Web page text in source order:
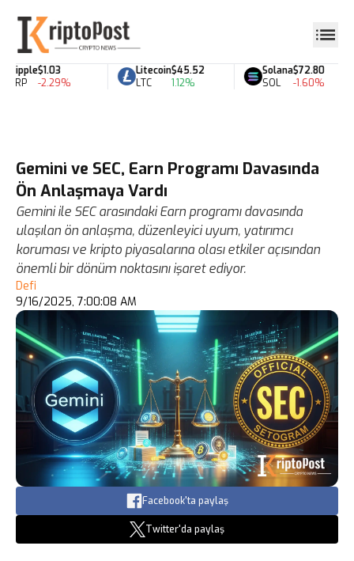
Ripple
XRP
$1.03
-2.29%
Litecoin
LTC
$45.52
1.12%
Solana
SOL
$72.80
-1.60%
Gemini ve SEC, Earn Programı Davasında
Ön Anlaşmaya Vardı
Gemini ile SEC arasındaki Earn programı davasında
ulaşılan ön anlaşma, düzenleyici uyum, yatırımcı
koruması ve kripto piyasalarına olası etkiler açısından
önemli bir dönüm noktasını işaret ediyor.
Defi
9/16/2025, 7:00:08 AM
Facebook'ta paylaş
Twitter'da paylaş